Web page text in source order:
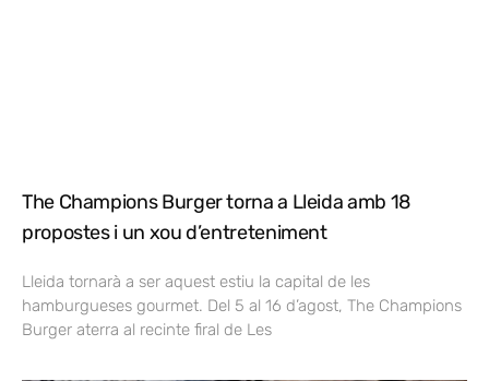
The Champions Burger torna a Lleida amb 18
propostes i un xou d’entreteniment
Lleida tornarà a ser aquest estiu la capital de les
hamburgueses gourmet. Del 5 al 16 d’agost, The Champions
Burger aterra al recinte firal de Les